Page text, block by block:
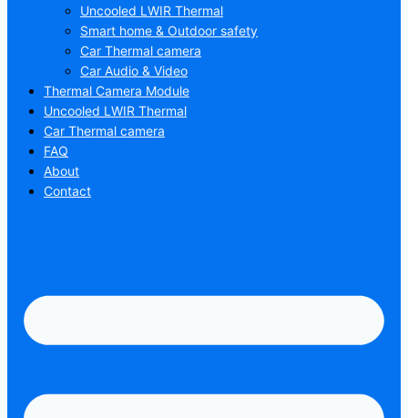
Uncooled LWIR Thermal
Smart home & Outdoor safety
Car Thermal camera
Car Audio & Video
Thermal Camera Module
Uncooled LWIR Thermal
Car Thermal camera
FAQ
About
Contact